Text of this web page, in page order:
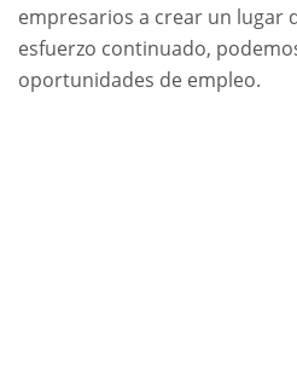
empresarios a crear un lugar
esfuerzo continuado,
oportunidades de empleo.